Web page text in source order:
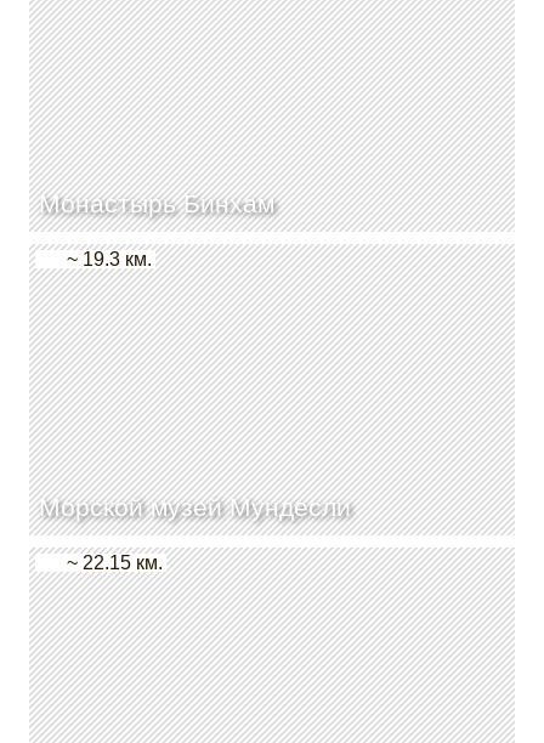
Монастырь Бинхам
Морской музей Мундесли
~ 19.3 км.
~ 22.15 км.